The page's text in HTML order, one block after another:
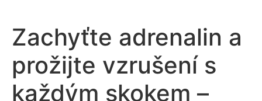
Zachyťte adrenalin a
prožijte vzrušení s
každým skokem –